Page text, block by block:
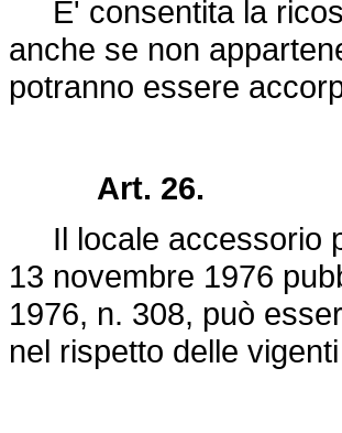
E' consentita la
anche se non
potranno essere
Art. 26.
Il locale accessorio
13 novembre 1976
1976, n. 308, può
nel rispetto delle